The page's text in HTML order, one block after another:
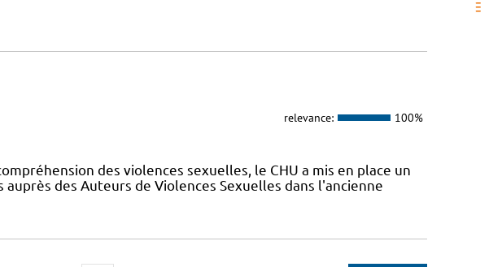
relevance: 100%
des violences sexuelles, le CHU a mis en place un
des Auteurs de Violences Sexuelles dans l'ancienne